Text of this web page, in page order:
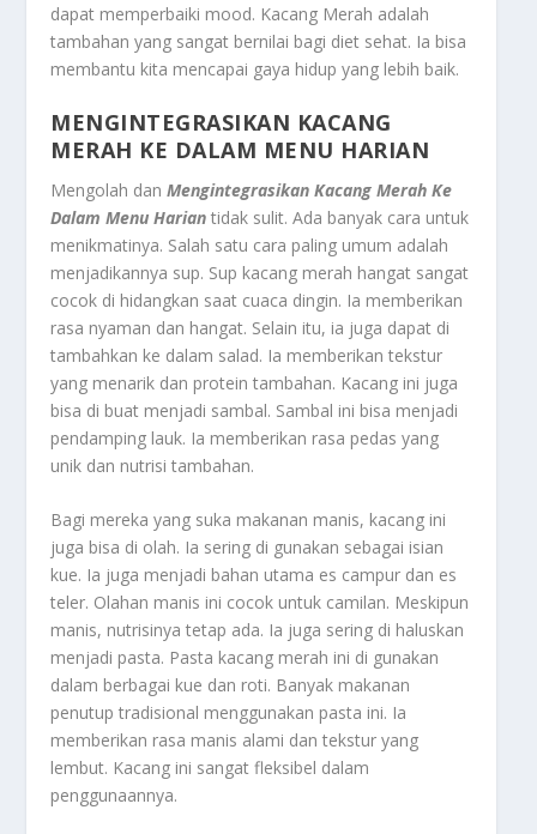
dapat memperbaiki mood. Kacang Merah adalah
tambahan yang sangat bernilai bagi diet sehat. Ia bisa
membantu kita mencapai gaya hidup yang lebih baik.
MENGINTEGRASIKAN KACANG
MERAH KE DALAM MENU HARIAN
Mengolah danMengintegrasikan Kacang Merah Ke
Dalam Menu Hariantidak sulit. Ada banyak cara untuk
menikmatinya. Salah satu cara paling umum adalah
menjadikannya sup. Sup kacang merah hangat sangat
cocok di hidangkan saat cuaca dingin. Ia memberikan
rasa nyaman dan hangat. Selain itu, ia juga dapat di
tambahkan ke dalam salad. Ia memberikan tekstur
yang menarik dan protein tambahan. Kacang ini juga
bisa di buat menjadi sambal. Sambal ini bisa menjadi
pendamping lauk. Ia memberikan rasa pedas yang
unik dan nutrisi tambahan.
Bagi mereka yang suka makanan manis, kacang ini
juga bisa di olah. Ia sering di gunakan sebagai isian
kue. Ia juga menjadi bahan utama es campur dan es
teler. Olahan manis ini cocok untuk camilan. Meskipun
manis, nutrisinya tetap ada. Ia juga sering di haluskan
menjadi pasta. Pasta kacang merah ini di gunakan
dalam berbagai kue dan roti. Banyak makanan
penutup tradisional menggunakan pasta ini. Ia
memberikan rasa manis alami dan tekstur yang
lembut. Kacang ini sangat fleksibel dalam
penggunaannya.